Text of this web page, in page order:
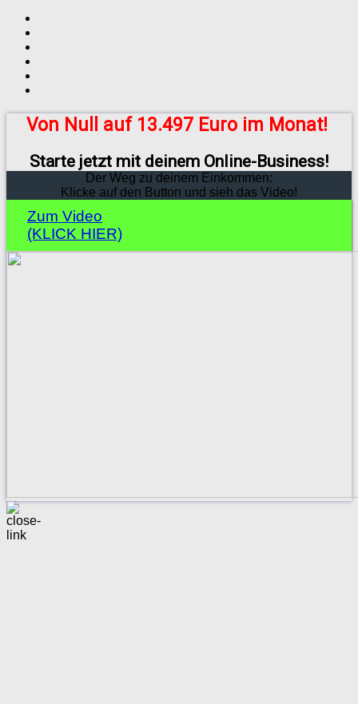
Von Null auf 13.497 Euro im Monat!
Starte jetzt mit deinem Online-Business!
Der Weg zu deinem Einkommen:
Klicke auf den Button und sieh das Video!
Zum Video
(KLICK HIER)